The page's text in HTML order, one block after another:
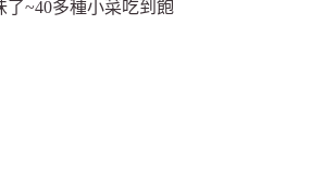
了~40多種小菜吃到飽